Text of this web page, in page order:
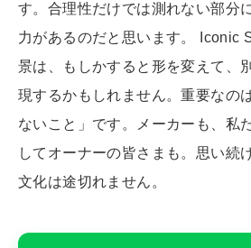
す。合理性だけでは測れない部分
力があるのだと思います。 Iconic
景は、もしかすると形を変えて、
現するかもしれません。重要なの
ないこと」です。メーカーも、私
してオーナーの皆さまも。思い続
文化は途切れません。